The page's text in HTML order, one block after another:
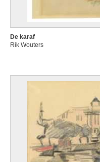
De karaf
Rik Wouters